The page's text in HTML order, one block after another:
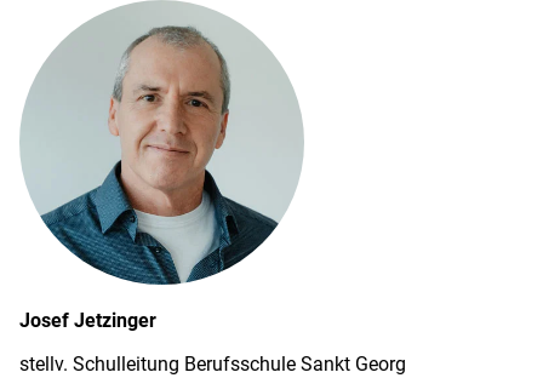
Josef Jetzinger
stellv. Schul­leitung Berufs­schule Sankt Georg